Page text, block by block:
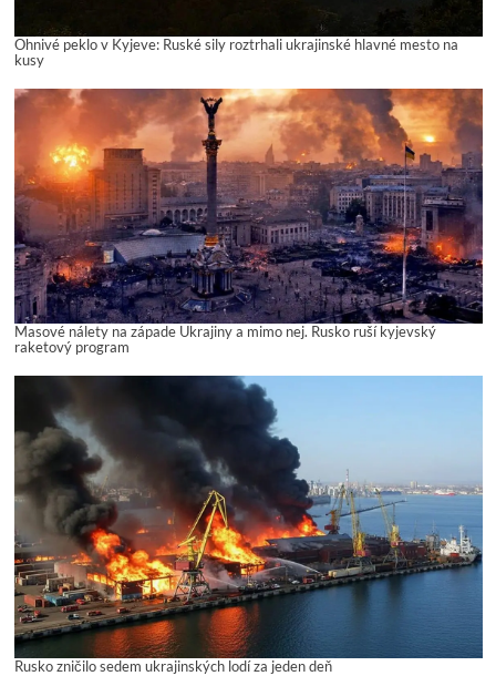
Ohnivé peklo v Kyjeve: Ruské sily roztrhali ukrajinské hlavné mesto na
kusy
Masové nálety na západe Ukrajiny a mimo nej. Rusko ruší kyjevský
raketový program
Rusko zničilo sedem ukrajinských lodí za jeden deň